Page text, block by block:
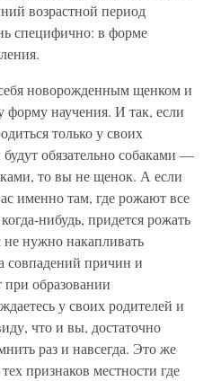
возрастной период
специфично: в форме
новорожденным щенком и
форму научения. И так, если
только у своих
обязательно собаками —
то вы не щенок. А если
именно там, где рожают все
нибудь, придется рожать
не нужно накапливать
совпадений причин и
при образовании
у своих родителей и
что и вы, достаточно
раз и навсегда. Это же
признаков местности где